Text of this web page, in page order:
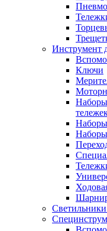
Инструмент
Ключи
Наборы
Наборы